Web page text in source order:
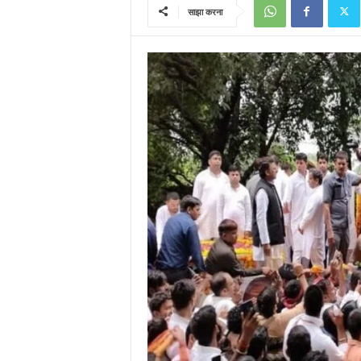
साझा करना